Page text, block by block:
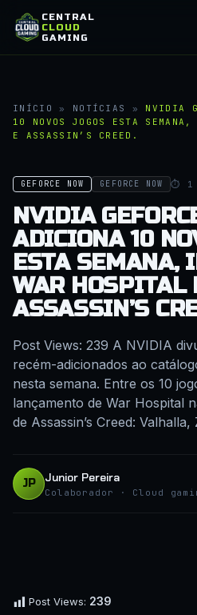
CENTRAL
CLOUD
GAMING
INÍCIO » NOTÍCIAS » NVIDIA
10 NOVOS JOGOS ESTA
E ASSASSIN’S CREED.
GEFORCE NOW GEFORCE NOW ⏱ 1
NVIDIA
ADICIONA 10
ESTA SEMANA,
WAR HOSPITAL
ASSASSIN’S
Post Views: 239 A NVIDIA
recém-adicionados ao
nesta semana. Entre os 10
lançamento de War Hospital
de Assassin’s Creed:
JP Junior Pereira
Colaborador · Cloud
Post Views: 239